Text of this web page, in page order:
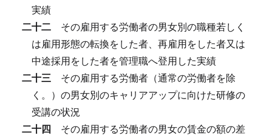
実績
二十二 その雇用する労働者の男女別の職種若しく
は雇用形態の転換をした者、再雇用をした者又は
中途採用をした者を管理職へ登用した実績
二十三 その雇用する労働者（通常の労働者を除
く。）の男女別のキャリアアップに向けた研修の
受講の状況
二十四 その雇用する労働者の男女の賃金の額の差